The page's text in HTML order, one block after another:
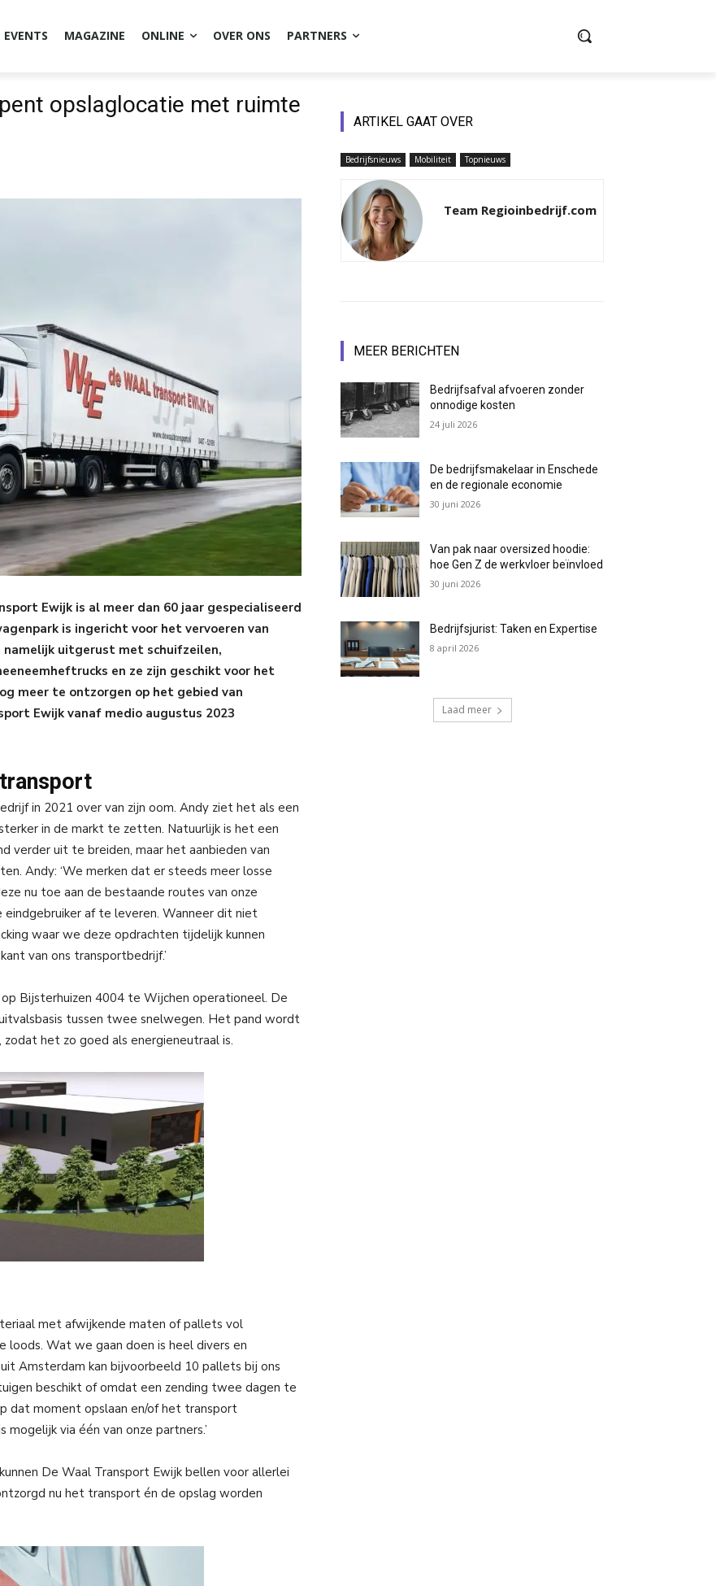
EVENTS MAGAZINE ONLINE OVER ONS PARTNERS
opslaglocatie met ruimte
Ewijk is al meer dan 60 jaar gespecialiseerd
is ingericht voor het vervoeren van
uitgerust met schuifzeilen,
en ze zijn geschikt voor het
meer te ontzorgen op het gebied van
Ewijk vanaf medio augustus 2023
in 2021 over van zijn oom. Andy ziet het als een
in de markt te zetten. Natuurlijk is het een
verder uit te breiden, maar het aanbieden van
Andy: ‘We merken dat er steeds meer losse
nu toe aan de bestaande routes van onze
af te leveren. Wanneer dit niet
waar we deze opdrachten tijdelijk kunnen
van ons transportbedrijf.’
Bijsterhuizen 4004 te Wijchen operationeel. De
tussen twee snelwegen. Het pand wordt
het zo goed als energieneutraal is.
met afwijkende maten of pallets vol
loods. Wat we gaan doen is heel divers en
Amsterdam kan bijvoorbeeld 10 pallets bij ons
beschikt of omdat een zending twee dagen te
dat moment opslaan en/of het transport
via één van onze partners.’
De Waal Transport Ewijk bellen voor allerlei
nu het transport én de opslag worden
ARTIKEL GAAT OVER
Bedrijfsnieuws Mobiliteit Topnieuws
Team Regioinbedrijf.com
MEER BERICHTEN
Bedrijfsafval afvoeren zonder
onnodige kosten
24 juli 2026
De bedrijfsmakelaar in Enschede
en de regionale economie
30 juni 2026
Van pak naar oversized hoodie:
hoe Gen Z de werkvloer beïnvloed
30 juni 2026
Bedrijfsjurist: Taken en Expertise
8 april 2026
Laad meer